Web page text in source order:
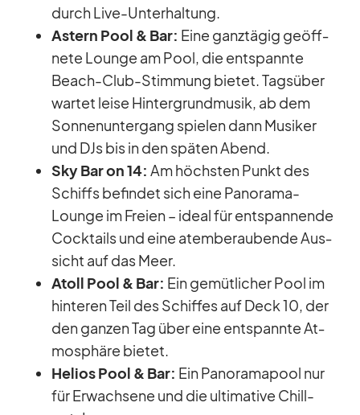
durch Live-Un­ter­hal­tung.
As­tern Pool & Bar: Eine ganz­tä­gig ge­öff­
nete Lounge am Pool, die ent­spannte
Beach-Club-Stim­mung bie­tet. Tags­über
war­tet leise Hin­ter­grund­mu­sik, ab dem
Son­nen­un­ter­gang spie­len dann Mu­si­ker
und DJs bis in den spä­ten Abend.
Sky Bar on 14: Am höchs­ten Punkt des
Schiffs be­fin­det sich eine Pan­orama-
Lounge im Freien – ideal für ent­span­nende
Cock­tails und eine atem­be­rau­bende Aus­
sicht auf das Meer.
Atoll Pool & Bar: Ein ge­müt­li­cher Pool im
hin­te­ren Teil des Schif­fes auf Deck 10, der
den gan­zen Tag über eine ent­spannte At­
mo­sphäre bie­tet.
He­lios Pool & Bar: Ein Pan­ora­ma­pool nur
für Er­wach­sene und die ul­ti­ma­tive Chill-